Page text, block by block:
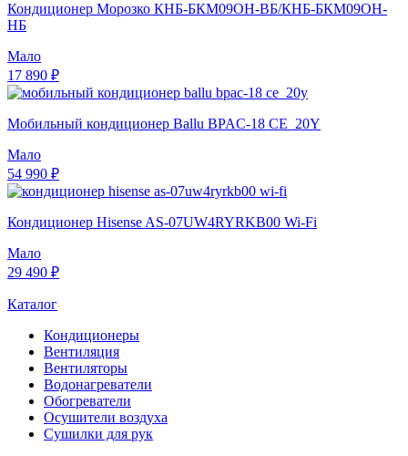
Кондиционер Морозко КНБ-БКМ09ОН-ВБ/КНБ-БКМ09ОН-
НБ
Мало
17 890 ₽
Мобильный кондиционер Ballu BPAC-18 CE_20Y
Мало
54 990 ₽
Кондиционер Hisense AS-07UW4RYRKB00 Wi-Fi
Мало
29 490 ₽
Каталог
Кондиционеры
Вентиляция
Вентиляторы
Водонагреватели
Обогреватели
Осушители воздуха
Сушилки для рук